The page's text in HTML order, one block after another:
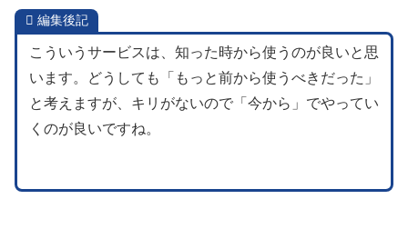
編集後記
こういうサービスは、知った時から使うのが良いと思
います。どうしても「もっと前から使うべきだった」
と考えますが、キリがないので「今から」でやってい
くのが良いですね。